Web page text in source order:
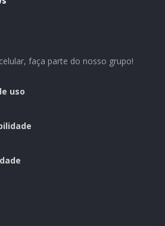
faça parte do nosso grupo!
uso